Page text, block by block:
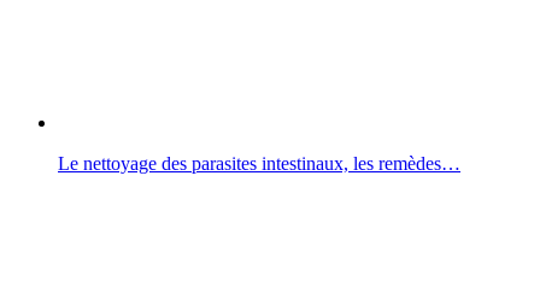
Le nettoyage des parasites intestinaux, les remèdes…